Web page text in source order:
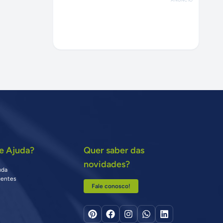
Ajuda?
Quer saber das
novidades?
Fale conosco!